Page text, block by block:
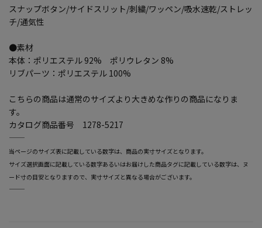
スナップボタン/サイドスリット/刺繍/ワッペン/吸水速乾/ストレッ
チ/通気性
●素材
本体：ポリエステル 92% ポリウレタン 8%
リブパーツ：ポリエステル 100%
こちらの商品は通常のサイズより大きめな作りの商品になりま
す。
カタログ商品番号 1278-5217
―――――――――――――――――――――――
当ページのサイズ表に記載している数字は、商品の実寸サイズとなります。
サイズ選択画面に記載している数字あるいはお届けした商品タグに記載している数字は、ヌ
ード寸の目安となりますので、実寸サイズと異なる場合がございます。
―――――――――――――――――――――――